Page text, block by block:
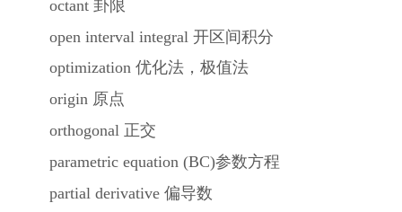
octant 卦限
open interval integral 开区间积分
optimization 优化法，极值法
origin 原点
orthogonal 正交
parametric equation (BC)参数方程
partial derivative 偏导数